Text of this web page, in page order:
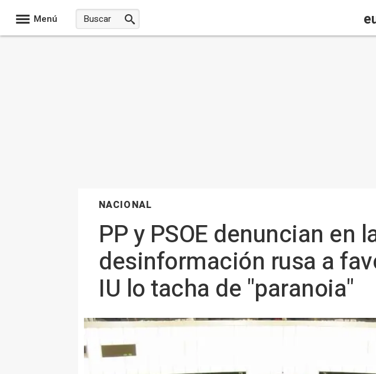
Menú
NACIONAL
PP y PSOE denuncian en
desinformación rusa a
IU lo tacha de "paranoia"